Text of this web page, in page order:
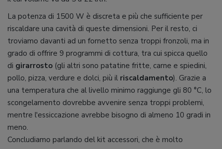
La potenza di 1500 W è discreta e più che sufficiente per
riscaldare una cavità di queste dimensioni. Per il resto, ci
troviamo davanti ad un fornetto senza troppi fronzoli, ma in
grado di offrire 9 programmi di cottura, tra cui spicca quello
di girarrosto (gli altri sono patatine fritte, carne e spiedini,
pollo, pizza, verdure e dolci, più il riscaldamento). Grazie a
una temperatura che al livello minimo raggiunge gli 80 °C, lo
scongelamento dovrebbe avvenire senza troppi problemi,
mentre l'essiccazione avrebbe bisogno di almeno 10 gradi in
meno.
Concludiamo parlando del kit accessori, che è molto